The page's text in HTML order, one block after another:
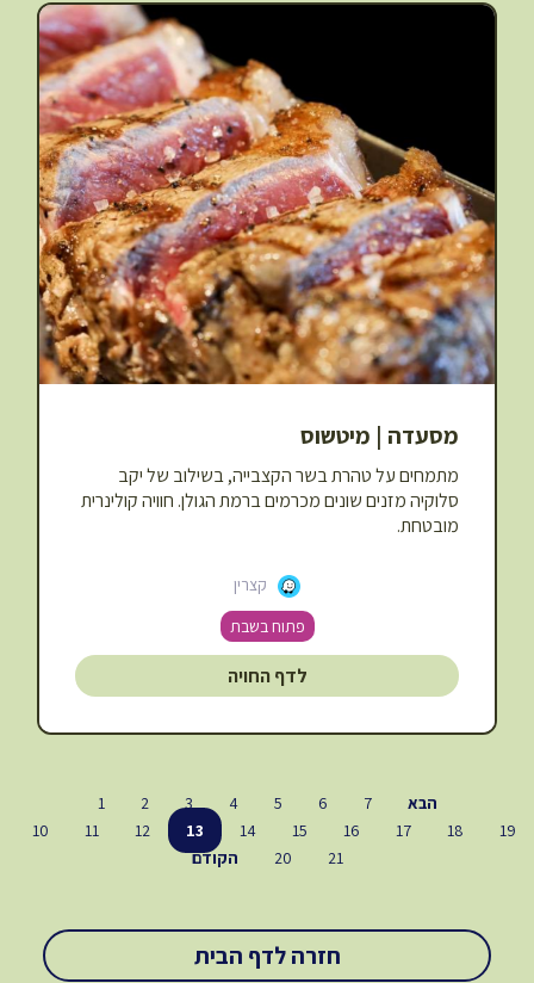
מסעדה | מיטשוס
מתמחים על טהרת בשר הקצבייה, בשילוב של יקב
סלוקיה מזנים שונים מכרמים ברמת הגולן. חוויה קולינרית
מובטחת.
קצרין
פתוח בשבת
לדף החויה
הבא 1 2 3 4 5 6
7
10
11 12 13 14 15 16 17 18
19
20
21 הקודם
חזרה לדף הבית